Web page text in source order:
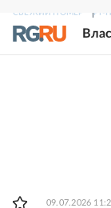
СВЕЖИЙ НОМЕР РГ-
09.07.2026